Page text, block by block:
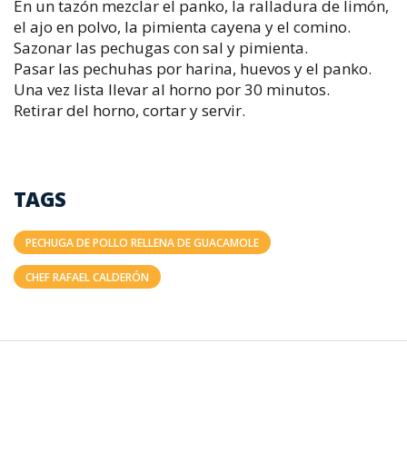
En un tazón mezclar el panko, la ralladura de limón,
el ajo en polvo, la pimienta cayena y el comino.
Sazonar las pechugas con sal y pimienta.
Pasar las pechuhas por harina, huevos y el panko.
Una vez lista llevar al horno por 30 minutos.
Retirar del horno, cortar y servir.
TAGS
PECHUGA DE POLLO RELLENA DE GUACAMOLE
CHEF RAFAEL CALDERÓN